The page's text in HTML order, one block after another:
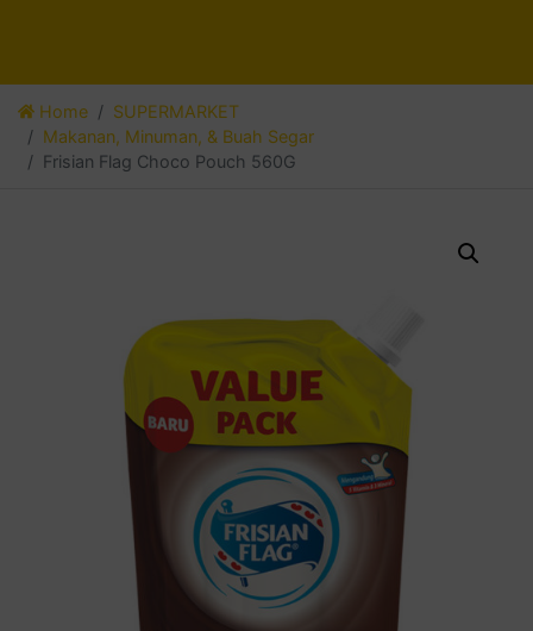
Home
SUPERMARKET
Makanan, Minuman, & Buah Segar
Frisian Flag Choco Pouch 560G